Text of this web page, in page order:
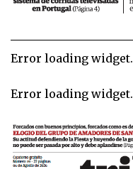
Error loading widget.
Error loading widget.